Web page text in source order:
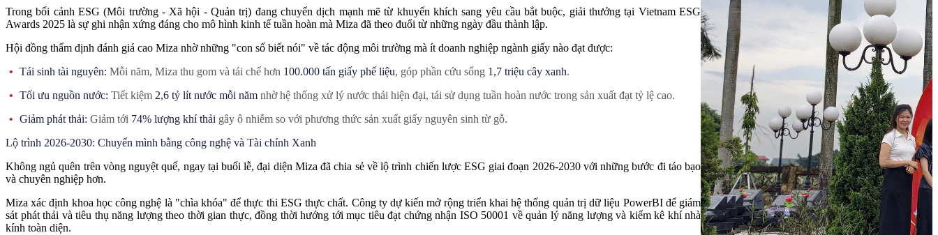
Trong bối cảnh ESG (Môi trường - Xã hội - Quản trị) đang chuyển dịch mạnh mẽ từ khuyến khích sang yêu cầu bắt buộc, giải thưởng tại Vietnam ESG
Awards 2025 là sự ghi nhận xứng đáng cho mô hình kinh tế tuần hoàn mà Miza đã theo đuổi từ những ngày đầu thành lập.
Hội đồng thẩm định đánh giá cao Miza nhờ những "con số biết nói" về tác động môi trường mà ít doanh nghiệp ngành giấy nào đạt được:
Tái sinh tài nguyên: Mỗi năm, Miza thu gom và tái chế hơn 100.000 tấn giấy phế liệu, góp phần cứu sống 1,7 triệu cây xanh.
Tối ưu nguồn nước: Tiết kiệm 2,6 tỷ lít nước mỗi năm nhờ hệ thống xử lý nước thải hiện đại, tái sử dụng tuần hoàn nước trong sản xuất đạt tỷ lệ cao.
Giảm phát thải: Giảm tới 74% lượng khí thải gây ô nhiễm so với phương thức sản xuất giấy nguyên sinh từ gỗ.
Lộ trình 2026-2030: Chuyển mình bằng công nghệ và Tài chính Xanh
Không ngủ quên trên vòng nguyệt quế, ngay tại buổi lễ, đại diện Miza đã chia sẻ về lộ trình chiến lược ESG giai đoạn 2026-2030 với những bước đi táo bạo
và chuyên nghiệp hơn.
Miza xác định khoa học công nghệ là "chìa khóa" để thực thi ESG thực chất. Công ty dự kiến mở rộng triển khai hệ thống quản trị dữ liệu PowerBI để giám
sát phát thải và tiêu thụ năng lượng theo thời gian thực, đồng thời hướng tới mục tiêu đạt chứng nhận ISO 50001 về quản lý năng lượng và kiểm kê khí nhà
kính toàn diện.